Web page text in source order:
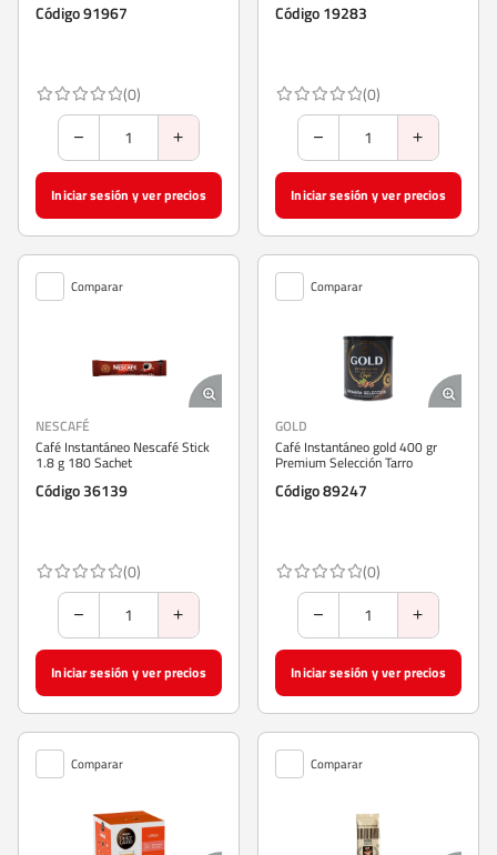
Código 91967
(0)
Iniciar sesión y ver precios
Código 19283
(0)
Iniciar sesión y ver precios
Comparar
NESCAFÉ
Café Instantáneo Nescafé Stick
1.8 g 180 Sachet
Código 36139
(0)
Iniciar sesión y ver precios
Comparar
GOLD
Café Instantáneo gold 400 gr
Premium Selección Tarro
Código 89247
(0)
Iniciar sesión y ver precios
Comparar Comparar